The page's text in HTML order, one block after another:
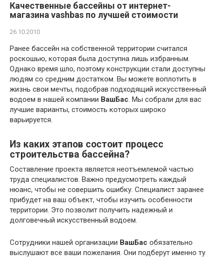
Качественные бассейны от интернет-
магазина vashbas по лучшей стоимости
26.10.2010
Ранее бассейн на собственной территории считался
роскошью, которая была доступна лишь избранным.
Однако время шло, поэтому конструкции стали доступны
людям со средним достатком. Вы можете воплотить в
жизнь свои мечты, подобрав подходящий искусственный
водоем в нашей компании ВашБас. Мы собрали для вас
лучшие варианты, стоимость которых широко
варьируется.
Из каких этапов состоит процесс
строительства бассейна?
Составление проекта является неотъемлемой частью
труда специалистов. Важно предусмотреть каждый
нюанс, чтобы не совершить ошибку. Специалист заранее
прибудет на ваш объект, чтобы изучить особенности
территории. Это позволит получить надежный и
долговечный искусственный водоем.
Сотрудники нашей организации ВашБас обязательно
выслушают все ваши пожелания. Они подберут именно ту